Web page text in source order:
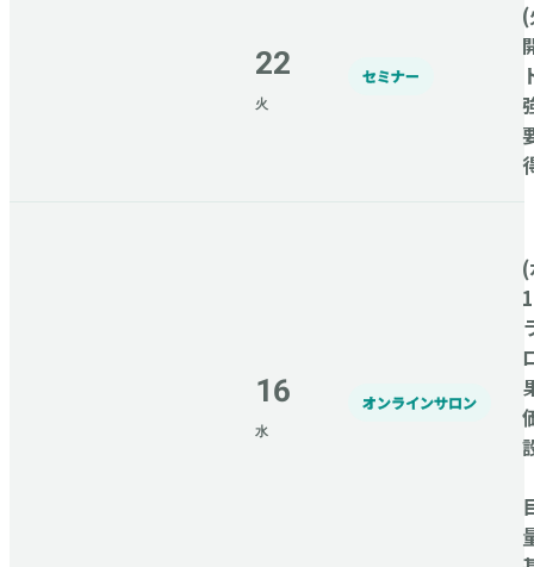
22
火
セミナー
16
水
オンラインサロン